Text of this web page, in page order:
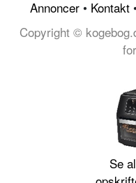
Annoncer • Kontakt •
Copyright ©
Se